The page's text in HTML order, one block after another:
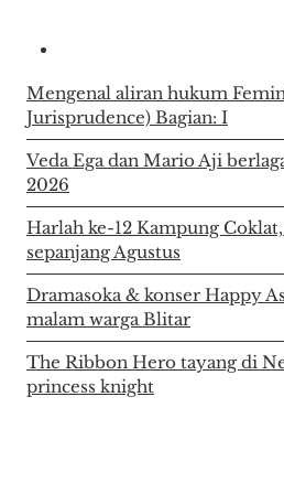
Mengenal aliran hukum
Jurisprudence) Bagian: I
Veda Ega dan Mario Aji
2026
Harlah ke-12 Kampung
sepanjang Agustus
Dramasoka & konser Happy
malam warga Blitar
The Ribbon Hero tayang di
princess knight